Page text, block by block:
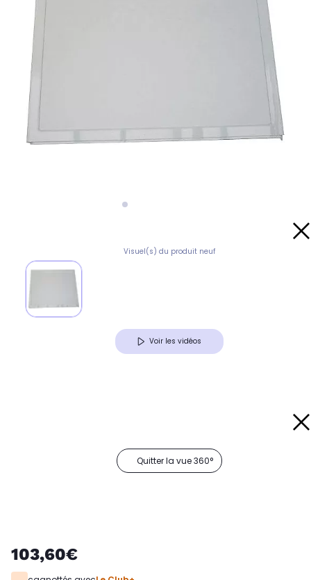
Visuel(s) du produit neuf
Voir les vidéos
Quitter la vue 360°
103,60€